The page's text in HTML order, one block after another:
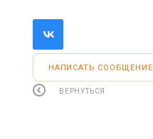
НАПИСАТЬ СООБЩЕНИЕ
ВЕРНУТЬСЯ